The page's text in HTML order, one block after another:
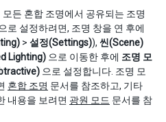
모든 혼합 조명에서 공유되는 조명
로 설정하려면, 조명 창을 연 후에
> 설정(Settings)), 씬(Scene)
Lighting) 으로 이동한 후에 조명 모
으로 설정합니다. 조명 모
혼합 조명 문서를 참조하고, 기타
내용을 보려면 광원 모드 문서를 참